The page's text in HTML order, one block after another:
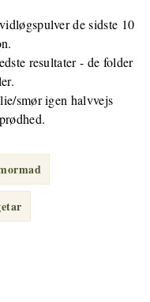
de sidste 10
resultater - de folder
smør igen halvvejs